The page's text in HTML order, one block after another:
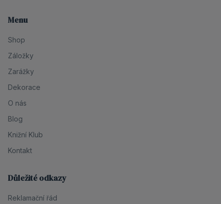
Menu
Shop
Záložky
Zarážky
Dekorace
O nás
Blog
Knižní Klub
Kontakt
Důležité odkazy
Reklamační řád